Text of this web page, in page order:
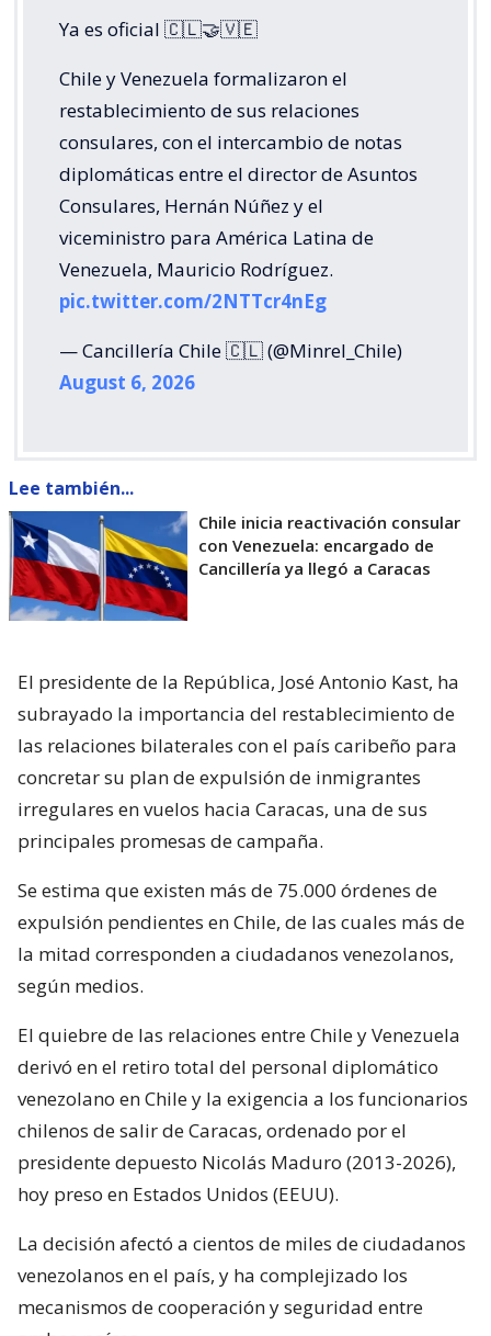
Ya es oficial 🇨🇱🤝🇻🇪
Chile y Venezuela formalizaron el
restablecimiento de sus relaciones
consulares, con el intercambio de notas
diplomáticas entre el director de Asuntos
Consulares, Hernán Núñez y el
viceministro para América Latina de
Venezuela, Mauricio Rodríguez.
pic.twitter.com/2NTTcr4nEg
— Cancillería Chile 🇨🇱 (@Minrel_Chile)
August 6, 2026
Lee también...
Chile inicia reactivación consular
con Venezuela: encargado de
Cancillería ya llegó a Caracas
El presidente de la República, José Antonio Kast, ha
subrayado la importancia del restablecimiento de
las relaciones bilaterales con el país caribeño para
concretar su plan de expulsión de inmigrantes
irregulares en vuelos hacia Caracas, una de sus
principales promesas de campaña.
Se estima que existen más de 75.000 órdenes de
expulsión pendientes en Chile, de las cuales más de
la mitad corresponden a ciudadanos venezolanos,
según medios.
El quiebre de las relaciones entre Chile y Venezuela
derivó en el retiro total del personal diplomático
venezolano en Chile y la exigencia a los funcionarios
chilenos de salir de Caracas, ordenado por el
presidente depuesto Nicolás Maduro (2013-2026),
hoy preso en Estados Unidos (EEUU).
La decisión afectó a cientos de miles de ciudadanos
venezolanos en el país, y ha complejizado los
mecanismos de cooperación y seguridad entre